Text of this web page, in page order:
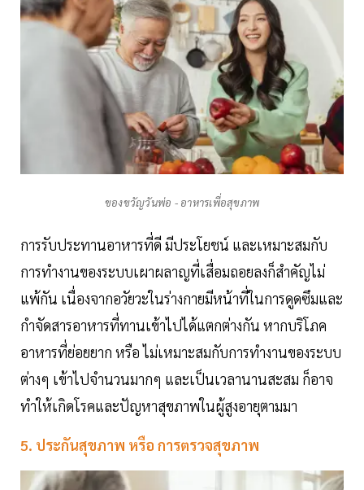
ของขวัญวันพ่อ - อาหารเพื่อสุขภาพ
การรับประทานอาหารที่ดี มีประโยชน์ และเหมาะสมกับ
การทำงานของระบบเผาผลาญที่เสื่อมถอยลงก็สำคัญไม่
แพ้กัน เนื่องจากอวัยวะในร่างกายมีหน้าที่ในการดูดซึมและ
กำจัดสารอาหารที่ทานเข้าไปได้แตกต่างกัน หากบริโภค
อาหารที่ย่อยยาก หรือ ไม่เหมาะสมกับการทำงานของระบบ
ต่างๆ เข้าไปจำนวนมากๆ และเป็นเวลานานสะสม ก็อาจ
ทำให้เกิดโรคและปัญหาสุขภาพในผู้สูงอายุตามมา
5. ประกันสุขภาพ หรือ การตรวจสุขภาพ